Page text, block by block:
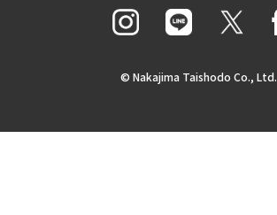
© Nakajima Taishodo Co., Ltd.